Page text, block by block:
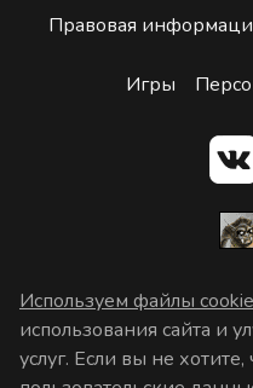
Правовая
Игры
Используем файлы cookie
использования сайта и
услуг. Если вы не